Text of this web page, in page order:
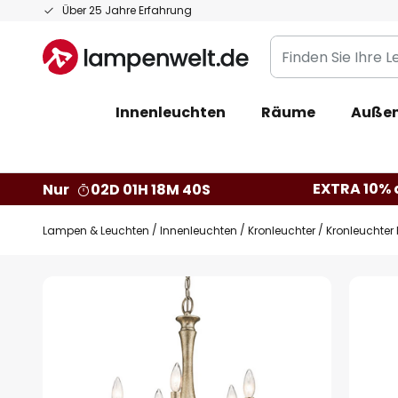
Über 25 Jahre Erfahrung
Zum
springen
Finden
Sie
Leuchte...
Innenleuchten Räume
Nur
02D 01H 18M 39S EXTRA
Lampen & Leuchten Innenleuchten Kronleuchter